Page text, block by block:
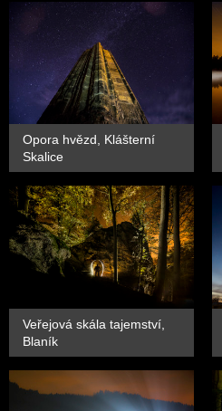
Opora hvězd, Klášterní
Skalice
Veřejová skála tajemství,
Blaník